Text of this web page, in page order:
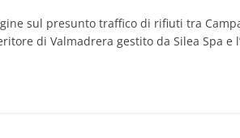
sul presunto traffico di rifiuti tra
di Valmadrera gestito da Silea Spa